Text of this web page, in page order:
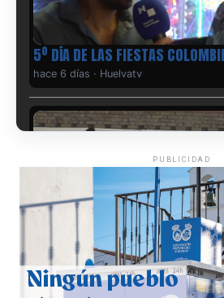
5º DÍA DE LAS FIESTAS
hace 6 días · Huelvatv
CUARTA CORRIDA DE LAS
2026
hace 7 días·Huelvatv
PUBLICIDAD